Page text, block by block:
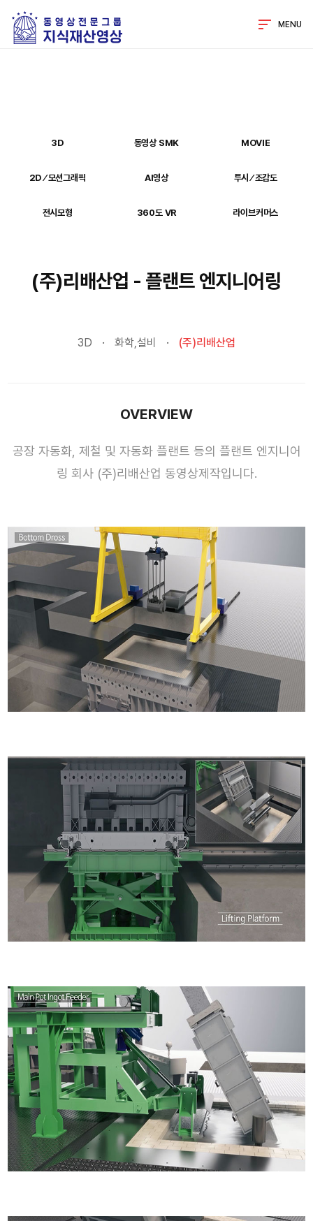
MENU
3D 동영상 SMK MOVIE
2D ⁄ 모션그래픽 AI영상 투시 ⁄ 조감도
전시모형 360도 VR 라이브커머스
(주)리배산업 - 플랜트 엔지니어링
3D 화학,설비 (주)리배산업
OVERVIEW
공장 자동화, 제철 및 자동화 플랜트 등의 플랜트 엔지니어
링 회사 (주)리배산업 동영상제작입니다.